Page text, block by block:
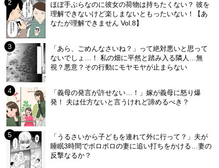
ほぼ手ぶらなのに彼女の荷物は持ちたくない？ 彼を
理解できないけど楽しまないともったいない！【あ
なたが理解できません Vol.8】
「あら、ごめんなさいね？」って絶対悪いと思って
ないでしょ…！ 私の畑に平然と踏み入る隣人…無
視？悪意？その行動にモヤモヤが止まらない
「義母の発言が許せない…！」嫁が義母に怒り爆
発！ 夫は仕方ないと言うけれど諦めるべき？
「うるさいから子どもを連れて外に行って？」夫が
睡眠3時間でボロボロの妻に追い打ちをかける…妻の
反撃なるか？